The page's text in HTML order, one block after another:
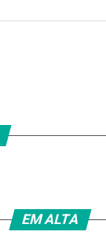
EM ALTA